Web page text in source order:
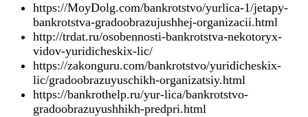
https://MoyDolg.com/bankrotstvo/yurlica-1/jetapy-
bankrotstva-gradoobrazujushhej-organizacii.html
http://trdat.ru/osobennosti-bankrotstva-nekotoryx-
vidov-yuridicheskix-lic/
https://zakonguru.com/bankrotstvo/yuridicheskix-
lic/gradoobrazuyuschikh-organizatsiy.html
https://bankrothelp.ru/yur-lica/bankrotstvo-
gradoobrazuyushhikh-predpri.html